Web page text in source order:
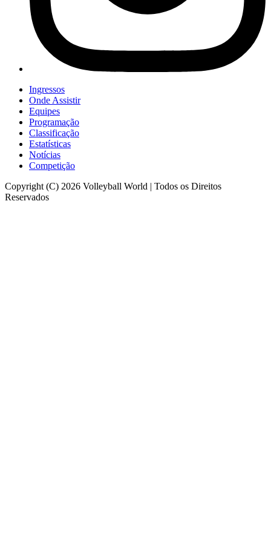
Ingressos
Onde Assistir
Equipes
Programação
Classificação
Estatísticas
Notícias
Competição
Copyright (C) 2026 Volleyball World | Todos os Direitos
Reservados